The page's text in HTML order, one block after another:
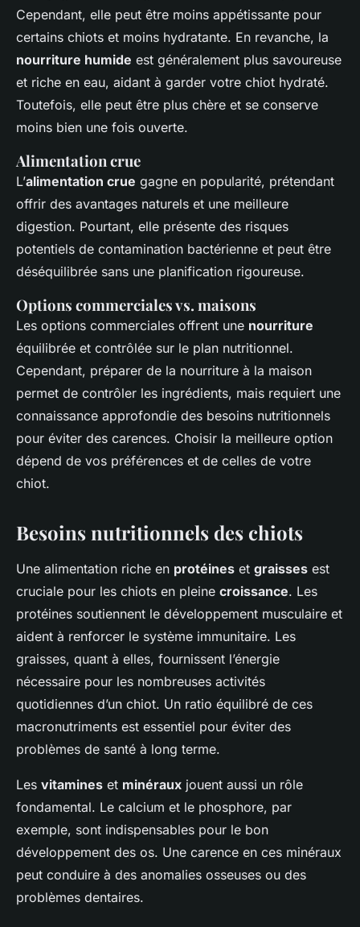
Cependant, elle peut être moins appétissante pour
certains chiots et moins hydratante. En revanche, la
nourriture humide est généralement plus savoureuse
et riche en eau, aidant à garder votre chiot hydraté.
Toutefois, elle peut être plus chère et se conserve
moins bien une fois ouverte.
Alimentation crue
L’alimentation crue gagne en popularité, prétendant
offrir des avantages naturels et une meilleure
digestion. Pourtant, elle présente des risques
potentiels de contamination bactérienne et peut être
déséquilibrée sans une planification rigoureuse.
Options commerciales vs. maisons
Les options commerciales offrent une nourriture
équilibrée et contrôlée sur le plan nutritionnel.
Cependant, préparer de la nourriture à la maison
permet de contrôler les ingrédients, mais requiert une
connaissance approfondie des besoins nutritionnels
pour éviter des carences. Choisir la meilleure option
dépend de vos préférences et de celles de votre
chiot.
Besoins nutritionnels des chiots
Une alimentation riche en protéines et graisses est
cruciale pour les chiots en pleine croissance. Les
protéines soutiennent le développement musculaire et
aident à renforcer le système immunitaire. Les
graisses, quant à elles, fournissent l’énergie
nécessaire pour les nombreuses activités
quotidiennes d’un chiot. Un ratio équilibré de ces
macronutriments est essentiel pour éviter des
problèmes de santé à long terme.
Les vitamines et minéraux jouent aussi un rôle
fondamental. Le calcium et le phosphore, par
exemple, sont indispensables pour le bon
développement des os. Une carence en ces minéraux
peut conduire à des anomalies osseuses ou des
problèmes dentaires.